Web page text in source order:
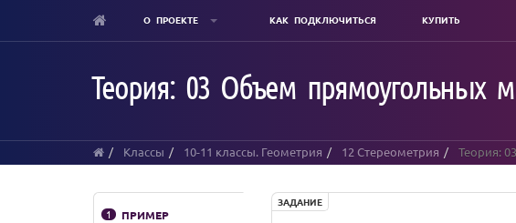
О ПРОЕКТЕ КАК ПОДКЛЮЧИТЬСЯ КУПИТЬ
Теория: 03 Объем прямоугольных
Классы 10-11 классы. Геометрия 12 Стереометрия Теория:
1 ПРИМЕР
ЗАДАНИЕ